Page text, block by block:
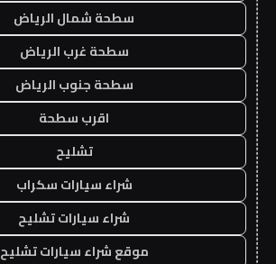
سطحة شمال الرياض
سطحة غرب الرياض
سطحة جنوب الرياض
اقرب سطحة
تشليح
شراء سيارات سكراب
شراء سيارات تشليح
موقع شراء سيارات تشليح